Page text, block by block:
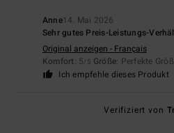
Anne14. Mai 2026
Sehr gutes Preis-Leistungs-
Original anzeigen - Français
Komfort: 5/5 Größe: Perfekte
Ich empfehle dieses Produkt
Verifiziert von